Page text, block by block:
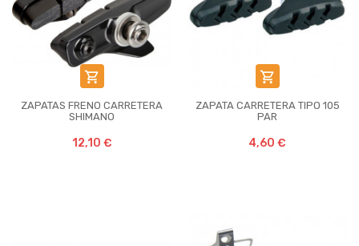

ZAPATAS FRENO CARRETERA
SHIMANO
12,10 €

ZAPATA CARRETERA TIPO 105
PAR
4,60 €